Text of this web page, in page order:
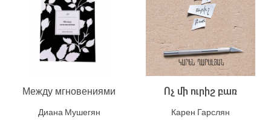
Между мгновениями
Диана Мушегян
Ոչ մի ուրիշ բառ
Карен Гарслян